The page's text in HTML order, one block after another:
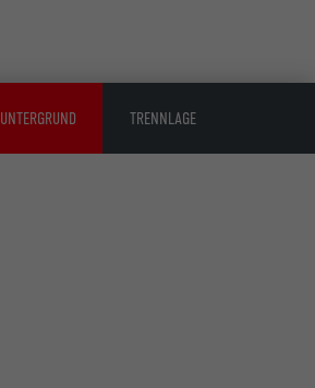
UNTERGRUND TRENNLAGE